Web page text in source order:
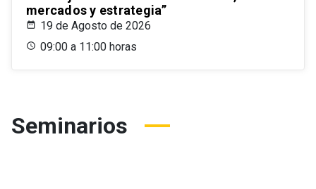
mercados y estrategia”
19 de Agosto de 2026
09:00 a 11:00 horas
Seminarios